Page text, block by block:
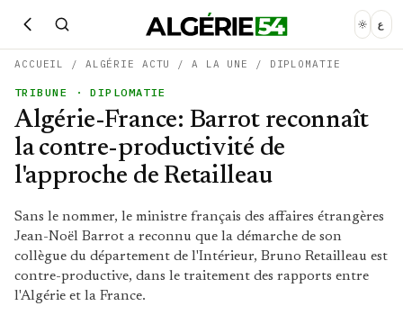
ع
ACCUEIL / ALGÉRIE ACTU /A LA UNE / DIPLOMATIE
TRIBUNE · DIPLOMATIE
Algérie-France: Barrot reconnaît
la contre-productivité de
l'approche de Retailleau
Sans le nommer, le ministre français des affaires étrangères
Jean-Noël Barrot a reconnu que la démarche de son
collègue du département de l'Intérieur, Bruno Retailleau est
contre-productive, dans le traitement des rapports entre
l'Algérie et la France.